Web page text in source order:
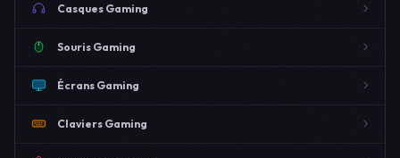
Casques Gaming
Souris Gaming
Écrans Gaming
Claviers Gaming